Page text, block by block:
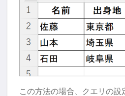
この方法の場合、クエリの